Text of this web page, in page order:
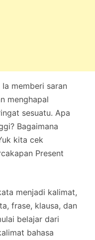
memberi saran
menghapal
sesuatu. Apa
Bagaimana
kita cek
Present
menjadi kalimat,
frase, klausa, dan
belajar dari
bahasa